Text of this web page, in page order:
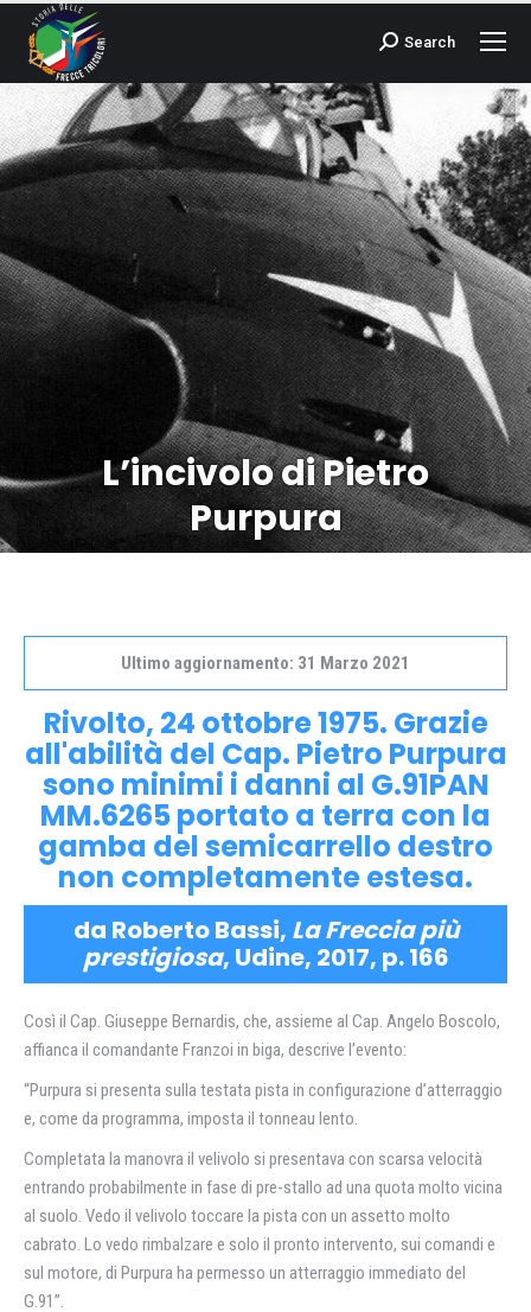
Cerca:Search
L’incivolo di Pietro
Purpura
Tu sei qui:
Ultimo aggiornamento: 31 Marzo 2021
Rivolto, 24 ottobre 1975. Grazie
all'abilità del Cap. Pietro Purpura
sono minimi i danni al G.91PAN
MM.6265 portato a terra con la
gamba del semicarrello destro
non completamente estesa.
da Roberto Bassi, La Freccia più
prestigiosa, Udine, 2017, p. 166
Così il Cap. Giuseppe Bernardis, che, assieme al Cap. Angelo Boscolo,
affianca il comandante Franzoi in biga, descrive l’evento:
“Purpura si presenta sulla testata pista in configurazione d’atterraggio
e, come da programma, imposta il tonneau lento.
Completata la manovra il velivolo si presentava con scarsa velocità
entrando probabilmente in fase di pre-stallo ad una quota molto vicina
al suolo. Vedo il velivolo toccare la pista con un assetto molto
cabrato. Lo vedo rimbalzare e solo il pronto intervento, sui comandi e
sul motore, di Purpura ha permesso un atterraggio immediato del
G.91”.